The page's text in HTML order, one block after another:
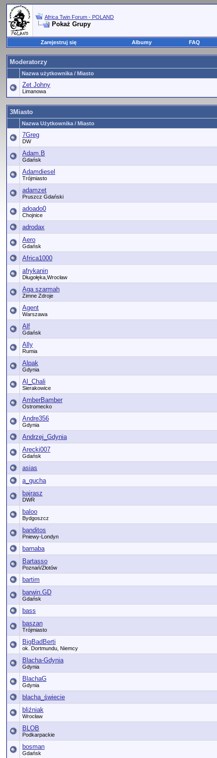
Africa Twin Forum - POLAND
Pokaż Grupy
Zarejestruj się Albumy FAQ
Moderatorzy
Nazwa użytkownika / Miasto
Zet Johny
Limanowa
3Miasto
Nazwa Użytkownika / Miasto
7Greg
DW
Adam.B
Gdańsk
Adamdiesel
Trójmiasto
adamzet
Pruszcz Gdański
adoado0
Chojnice
adrodax
Aero
Gdańsk
Africa1000
afrykanin
Długołęka,Wrocław
Aga szarmah
Zimne Zdroje
Agent
Warszawa
Alf
Gdańsk
Ally
Rumia
Alpak
Gdynia
Al_Chali
Sierakowice
AmberBamber
Ostromecko
Andre356
Gdynia
Andrzej_Gdynia
Arecki007
Gdańsk
asias
a_gucha
bajrasz
DWR
baloo
Bydgoszcz
banditos
Pniewy-Londyn
barnaba
Bartasso
Poznań/Złotów
bartim
barwin.GD
Gdańsk
bass
baszan
Trójmiasto
BigBadBerti
ok. Dortmundu, Niemcy
Blacha-Gdynia
Gdynia
BlachaG
Gdynia
blacha_świecie
bliźniak
Wrocław
BLOB
Podkarpackie
bosman
Gdańsk